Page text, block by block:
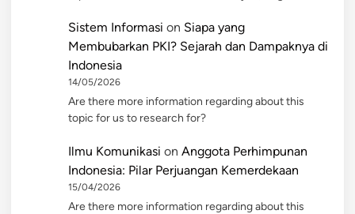
Sistem Informasi on Siapa yang
Membubarkan PKI? Sejarah dan Dampaknya di
Indonesia
14/05/2026
Are there more information regarding about this
topic for us to research for?
Ilmu Komunikasi on Anggota Perhimpunan
Indonesia: Pilar Perjuangan Kemerdekaan
15/04/2026
Are there more information regarding about this